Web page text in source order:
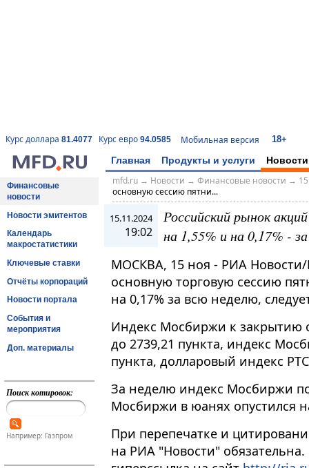
Курс доллара 81.4077 Курс евро 94.0585 Мобильная версия 18+
Главная Продукты и услуги Новости
Финансовые
новости
Новости эмитентов
Календарь
макростатистики
Ключевые ставки
Отчёты корпораций
Новости портала
События и
мероприятия
Доп. материалы
Поиск котировок:
Например: Газпром
mfd.ru→ Новости → Финансовые новости →
основную сессию пятни...
15.11.2024
19:02
Российский рынок
на 1,55% и на 0,17% -
МОСКВА, 15 ноя - РИА
основную торговую сессию
на 0,17% за всю неделю,
Индекс Мосбиржи к закрытию
до 2739,21 пункта, индекс
пункта, долларовый индекс
За неделю индекс Мосбиржи
Мосбиржи в юанях опустился
При перепечатке и
на РИА "Новости"